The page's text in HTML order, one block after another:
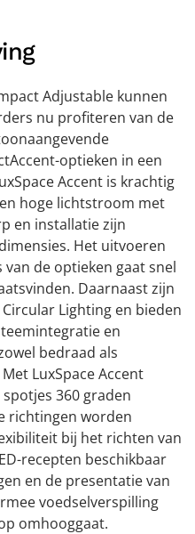
Adjustable kunnen
nu profiteren van de
optieken in een
Accent is krachtig
hoge lichtstroom met
en installatie zijn
Het uitvoeren
de optieken gaat snel
Daarnaast zijn
Lighting en bieden
en
bedraad als
LuxSpace Accent
360 graden
richtingen worden
bij het richten van
recepten beschikbaar
en de presentatie van
voedselverspilling
omhooggaat.